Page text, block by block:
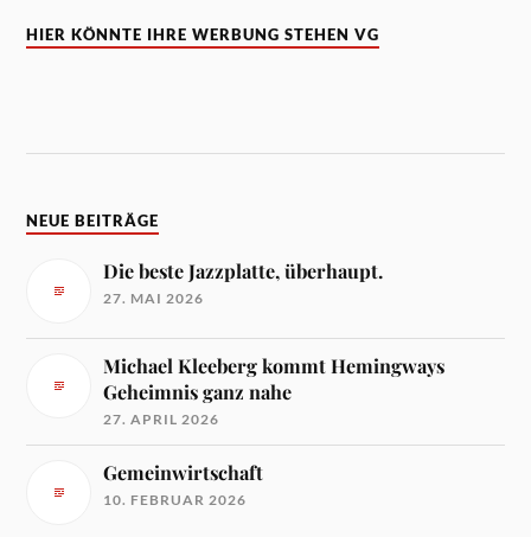
HIER KÖNNTE IHRE WERBUNG STEHEN VG
NEUE BEITRÄGE
Die beste Jazzplatte, überhaupt.
27. MAI 2026
Michael Kleeberg kommt Hemingways
Geheimnis ganz nahe
27. APRIL 2026
Gemeinwirtschaft
10. FEBRUAR 2026